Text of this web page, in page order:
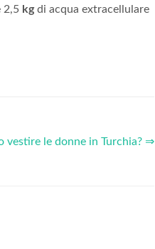
2,5 kgdi acqua extracellulare
vestire le donne in Turchia? ⇒